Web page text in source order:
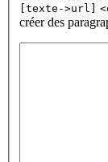
[texte->url]
créer des